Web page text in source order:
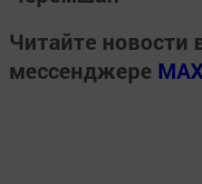
Читайте новости
мессенджере